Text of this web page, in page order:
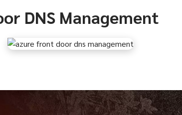
DNS Management